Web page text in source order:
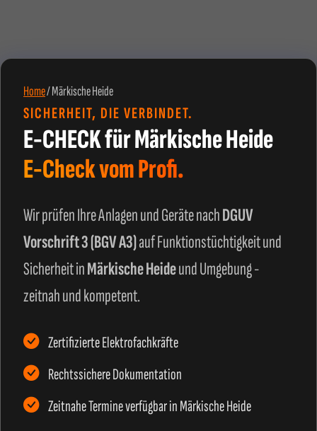
Home/Märkische Heide
SICHERHEIT, DIE VERBINDET.
E-CHECK für Märkische Heide
E-Check vom Profi.
Wir prüfen Ihre Anlagen und Geräte nachDGUV
Vorschrift 3 (BGV A3)auf Funktionstüchtigkeit und
Sicherheit inMärkische Heideund Umgebung -
zeitnah und kompetent.
Zertifizierte Elektrofachkräfte
Rechtssichere Dokumentation
Zeitnahe Termine verfügbar in Märkische Heide